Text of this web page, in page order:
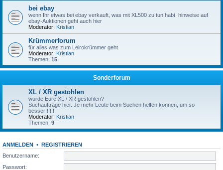
bei ebay
wenn Ihr etwas bei ebay verkauft, was mit XL500 zu tun habt. hinweise auf
ebay-Auktionen geht auch hier
Moderator: Kristian
Krümmerforum
für alles was zum Leirokrümmer geht
Moderator: Kristian
Themen: 15
Sonderforum
XL / XR gestohlen
wurde Eure XL / XR gestohlen?
Suchaufträge hier. Je mehr Leute beim Suchen helfen können, um so
besser!!!!!!
Moderator: Kristian
Themen: 9
ANMELDEN • REGISTRIEREN
Benutzername:
Passwort: